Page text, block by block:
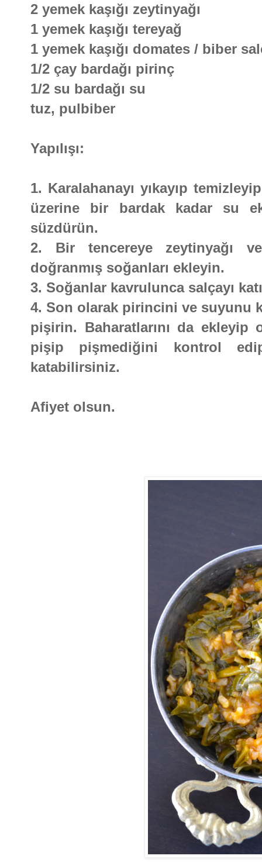
2 yemek kaşığı zeytinyağı
1 yemek kaşığı tereyağ
1 yemek kaşığı domates / biber
1/2 çay bardağı pirinç
1/2 su bardağı su
tuz, pulbiber
Yapılışı:
1. Karalahanayı yıkayıp
üzerine bir bardak kadar su
süzdürün.
2. Bir tencereye zeytinyağı
doğranmış soğanları ekleyin.
3. Soğanlar kavrulunca salçayı
4. Son olarak pirincini ve suyunu
pişirin. Baharatlarını da ekleyip
pişip pişmediğini kontrol
katabilirsiniz.
Afiyet olsun.